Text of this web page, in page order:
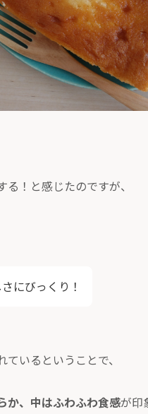
！と感じたのですが、
にびっくり！
いるということで、
か、中はふわふわ食感が印